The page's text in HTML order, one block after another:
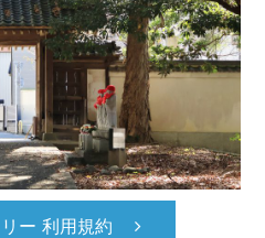
ー 利用規約